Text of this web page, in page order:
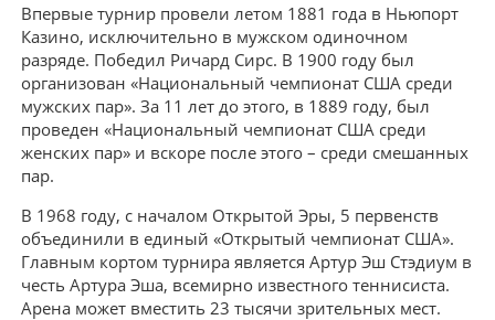
Впервые турнир провели летом 1881 года в Ньюпорт
Казино, исключительно в мужском одиночном
разряде. Победил Ричард Сирс. В 1900 году был
организован «Национальный чемпионат США среди
мужских пар». За 11 лет до этого, в 1889 году, был
проведен «Национальный чемпионат США среди
женских пар» и вскоре после этого – среди смешанных
пар.
В 1968 году, с началом Открытой Эры, 5 первенств
объединили в единый «Открытый чемпионат США».
Главным кортом турнира является Артур Эш Стэдиум в
честь Артура Эша, всемирно известного теннисиста.
Арена может вместить 23 тысячи зрительных мест.